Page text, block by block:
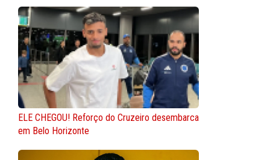
ELE CHEGOU! Reforço do Cruzeiro desembarca
em Belo Horizonte